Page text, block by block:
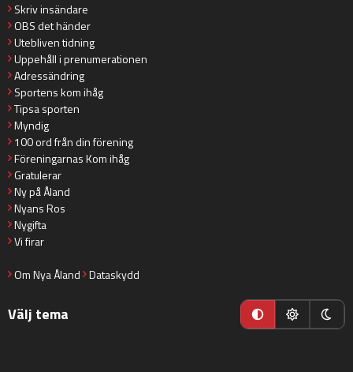
Skriv insändare
OBS det händer
Utebliven tidning
Uppehåll i prenumerationen
Adressändring
Sportens kom ihåg
Tipsa sporten
Myndig
100 ord från din förening
Föreningarnas Kom ihåg
Gratulerar
Ny på Åland
Nyans Ros
Nygifta
Vi firar
Om Nya Åland Dataskydd
Välj tema